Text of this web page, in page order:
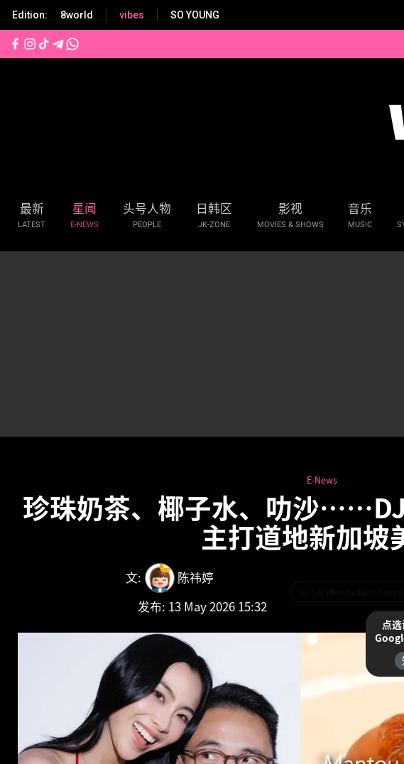
p
n
Edition: 8world vibes SO YOUNG
最新
LATEST
星闻
E-NEWS
头号人物
PEOPLE
日韩区
JK-ZONE
影视
MOVIES & SHOWS
音乐
MUSIC
珍珠奶茶、椰子水、叻沙
主打道地新加坡
E-News
文:
陈祎婷
发布: 13 May 2026 15:32
点